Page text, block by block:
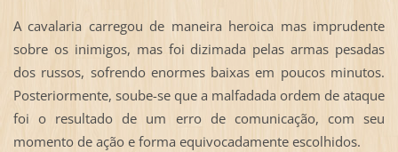
A cavalaria carregou de maneira heroica mas imprudente
sobre os inimigos, mas foi dizimada pelas armas pesadas
dos russos, sofrendo enormes baixas em poucos minutos.
Posteriormente, soube-se que a malfadada ordem de ataque
foi o resultado de um erro de comunicação, com seu
momento de ação e forma equivocadamente escolhidos.